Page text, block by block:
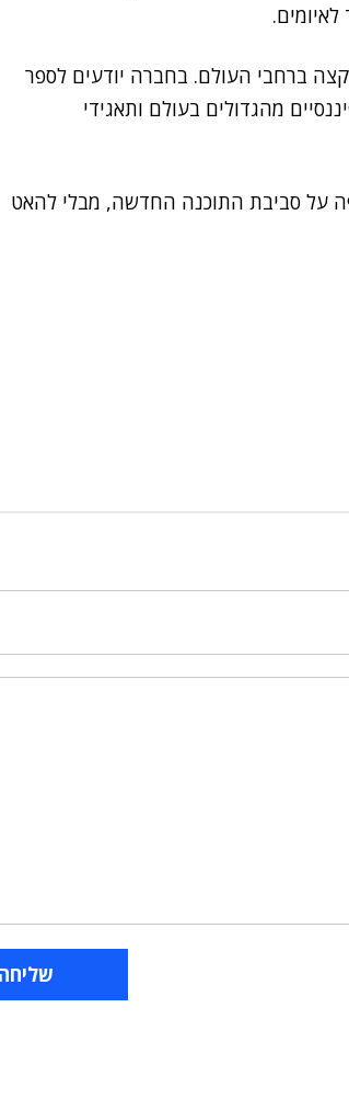
קצה ברחבי העולם. בחברה יודעים לספר
חברות פורצ'ן 50, ארגונים פיננסיים מהגדולים בעולם ותאגידי
על סביבת התוכנה החדשה, מבלי להאט